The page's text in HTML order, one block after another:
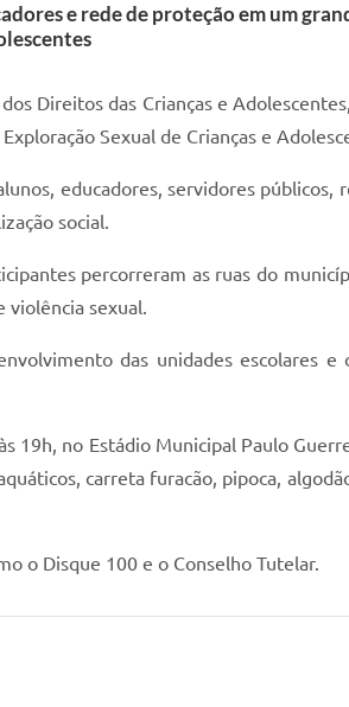
e rede de proteção em um
Direitos das Crianças e
Sexual de Crianças e
educadores, servidores
social.
percorreram as ruas do
violência sexual.
das unidades escolares
19h, no Estádio Municipal Paulo
carreta furacão, pipoca,
o Disque 100 e o Conselho Tutelar.